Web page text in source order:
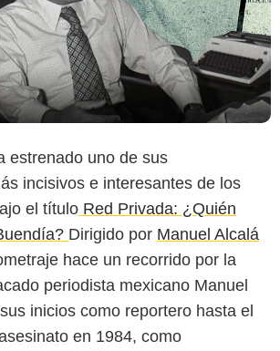
estrenado uno de sus
incisivos e interesantes de los
el título Red Privada: ¿Quién
Dirigido por Manuel Alcalá
hace un recorrido por la
periodista mexicano Manuel
inicios como reportero hasta el
en 1984, como